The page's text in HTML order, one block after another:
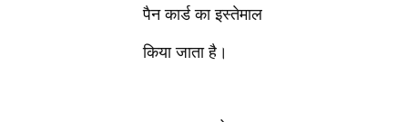
पैन कार्ड का इस्तेमाल
किया जाता है।